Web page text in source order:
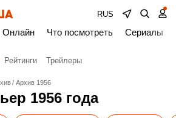
RUS
Онлайн Что посмотреть Сериалы
Рейтинги Трейлеры
Архив 1956
1956 года